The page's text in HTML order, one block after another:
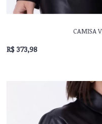
CAMISA
R$ 373,98